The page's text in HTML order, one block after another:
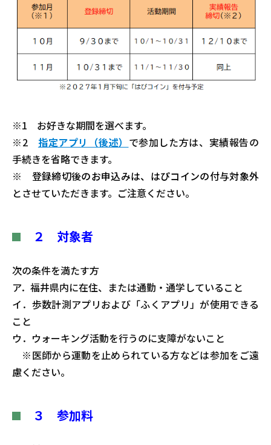
※1 お好きな期間を選べます。
※2 指定アプリ（後述） で参加した方は、実績報告の
手続きを省略できます。
※ 登録締切後のお申込みは、はぴコインの付与対象外
とさせていただきます。ご注意ください。
２ 対象者
次の条件を満たす方
ア．福井県内に在住、または通勤・通学していること
イ．歩数計測アプリおよび「ふくアプリ」が使用できる
こと
ウ．ウォーキング活動を行うのに支障がないこと
※医師から運動を止められている方などは参加をご遠
慮ください。
３ 参加料